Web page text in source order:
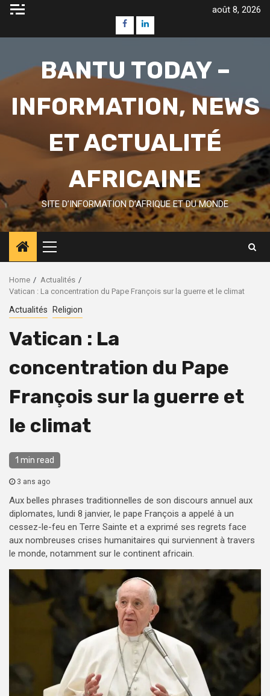
Skip
août 8, 2026
FacebookLinkedin
BANTU TODAY –
INFORMATION, NEWS
ET ACTUALITÉ
AFRICAINE
SITE D’INFORMATION D’AFRIQUE ET DU MONDE
Primary
Menu
Home
Actualités
Vatican : La concentration du Pape François sur la guerre et le climat
Actualités Religion
Vatican : La
concentration du Pape
François sur la guerre et
le climat
1 min read
3 ans ago
Aux belles phrases traditionnelles de son discours annuel aux
diplomates, lundi 8 janvier, le pape François a appelé à un
cessez-le-feu en Terre Sainte et a exprimé ses regrets face
aux nombreuses crises humanitaires qui surviennent à travers
le monde, notamment sur le continent africain.